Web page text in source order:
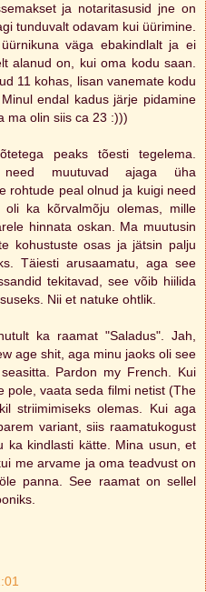
ja notaritasusid jne on
tunduvalt odavam kui üürimine.
väga ebakindlalt ja ei
alanud on, kui oma kodu saan.
11 kohas, lisan vanemate kodu
endal kadus järje pidamine
ma olin siis ca 23 :)))
peaks tõesti tegelema.
muutuvad ajaga üha
rohtude peal olnud ja kuigi need
ka kõrvalmõju olemas, mille
hinnata oskan. Ma muutusin
kohustuste osas ja jätsin palju
Täiesti arusaamatu, aga see
tekitavad, see võib hiilida
Nii et natuke ohtlik.
ka raamat "Saladus". Jah,
age shit, aga minu jaoks oli see
Pardon my French. Kui
pole, vaata seda filmi netist (The
striimimiseks olemas. Kui aga
variant, siis raamatukogust
ka kindlasti kätte. Mina usun, et
me arvame ja oma teadvust on
panna. See raamat on sellel